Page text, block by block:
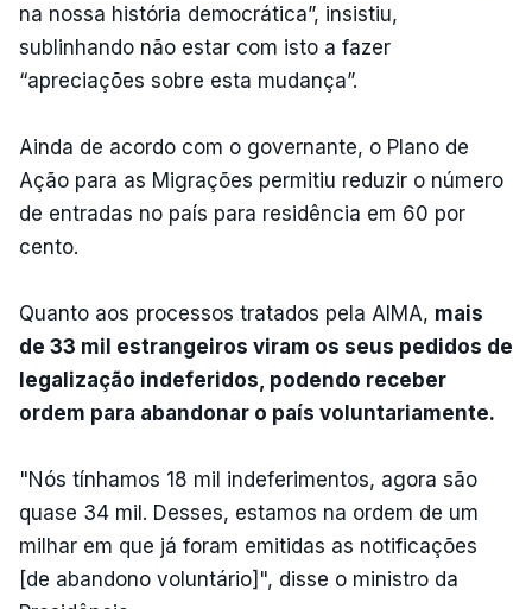
na nossa história democrática”, insistiu,
sublinhando não estar com isto a fazer
“apreciações sobre esta mudança”.
Ainda de acordo com o governante, o Plano de
Ação para as Migrações permitiu reduzir o número
de entradas no país para residência em 60 por
cento.
Quanto aos processos tratados pela AIMA, mais
de 33 mil estrangeiros viram os seus pedidos de
legalização indeferidos, podendo receber
ordem para abandonar o país voluntariamente.
"Nós tínhamos 18 mil indeferimentos, agora são
quase 34 mil. Desses, estamos na ordem de um
milhar em que já foram emitidas as notificações
[de abandono voluntário]", disse o ministro da